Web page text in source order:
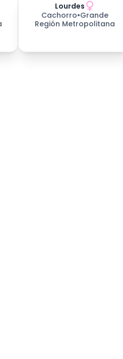
Lourdes
Cachorro•Grande
Región Metropolitana